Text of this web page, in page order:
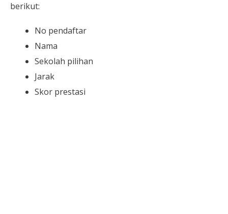
berikut:
No pendaftar
Nama
Sekolah pilihan
Jarak
Skor prestasi